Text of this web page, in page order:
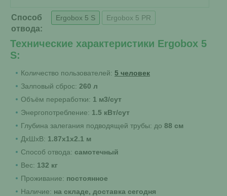
Способ
отвода:
Ergobox 5 S Ergobox 5 PR
Технические характеристики Ergobox 5
S:
Количество пользователей: 5 человек
Залповый сброс: 260 л
Объём переработки: 1 м3/сут
Энергопотребление: 1.5 кВт/сут
Глубина залегания подводящей трубы: до 88 см
ДхШхВ: 1.87х1х2.1 м
Способ отвода: самотечный
Вес: 132 кг
Проживание: постоянное
Наличие: на складе, доставка сегодня